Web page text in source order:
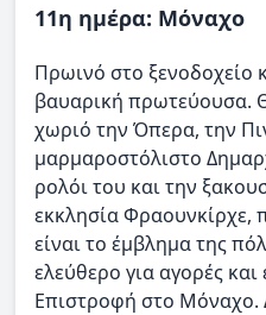
11η ημέρα: Μόναχο
Πρωινό στο ξενοδοχείο
βαυαρική πρωτεύουσα.
χωριό την Όπερα, την
μαρμαροστόλιστο
ρολόι του και την
εκκλησία Φραουνκίρχε,
είναι το έμβλημα της
ελεύθερο για αγορές και
Επιστροφή στο Μόναχο.